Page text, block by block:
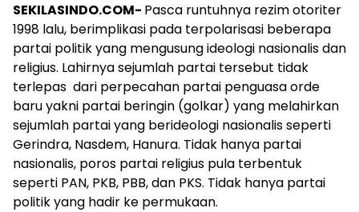
SEKILASINDO.COM- Pasca runtuhnya rezim otoriter
1998 lalu, berimplikasi pada terpolarisasi beberapa
partai politik yang mengusung ideologi nasionalis dan
religius. Lahirnya sejumlah partai tersebut tidak
terlepas dari perpecahan partai penguasa orde
baru yakni partai beringin (golkar) yang melahirkan
sejumlah partai yang berideologi nasionalis seperti
Gerindra, Nasdem, Hanura. Tidak hanya partai
nasionalis, poros partai religius pula terbentuk
seperti PAN, PKB, PBB, dan PKS. Tidak hanya partai
politik yang hadir ke permukaan.